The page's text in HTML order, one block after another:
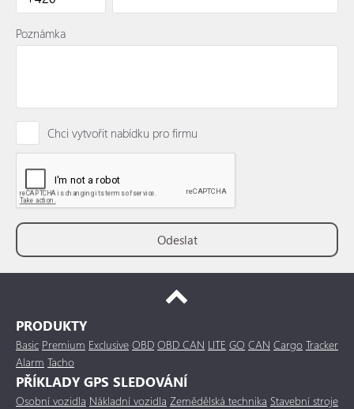
Poznámka
Chci vytvořit nabídku pro firmu
PRODUKTY
Basic Premium Exclusive OBD OBD CAN LITE GO CAN Cargo Tracker
Alarm Tacho
PŘÍKLADY GPS SLEDOVÁNÍ
Osobní vozidla Nákladní vozidla Zemědělská technika Stavební stroje